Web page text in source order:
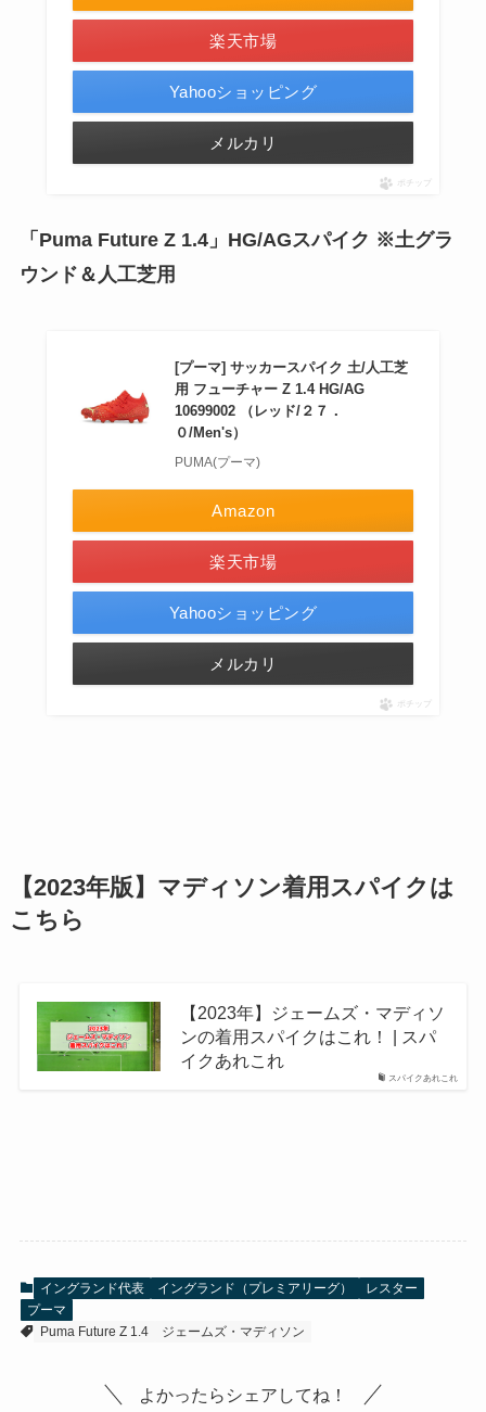
楽天市場
Yahooショッピング
メルカリ
ポチップ
「Puma Future Z 1.4」HG/AGスパイク ※土グラ
ウンド＆人工芝用
[プーマ] サッカースパイク 土/人工芝
用 フューチャー Z 1.4 HG/AG
10699002 （レッド/２７．
０/Men's）
PUMA(プーマ)
Amazon
楽天市場
Yahooショッピング
メルカリ
ポチップ
【2023年版】マディソン着用スパイクは
こちら
スパイクあれこれ
【2023年】ジェームズ・マディソ
ンの着用スパイクはこれ！ | スパ
イクあれこれ
イングランド代表 イングランド（プレミアリーグ）
レスター
プーマ
Puma Future Z 1.4
ジェームズ・マディソン
よかったらシェアしてね！